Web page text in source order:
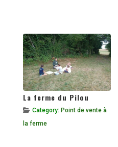
La ferme du Pilou
Category:Point de vente à
la ferme